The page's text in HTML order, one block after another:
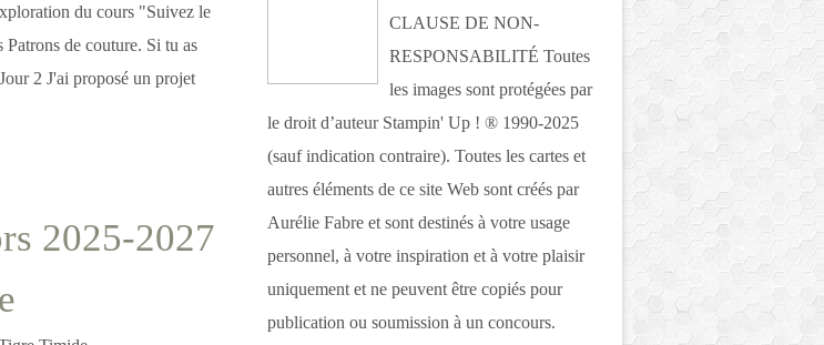
du cours "Suivez le
de couture. Si tu as
2 J'ai proposé un projet
2025-2027
CLAUSE DE NON-
RESPONSABILITÉ Toutes
les images sont protégées par
le droit d’auteur Stampin' Up ! ® 1990-2025
(sauf indication contraire). Toutes les cartes et
autres éléments de ce site Web sont créés par
Aurélie Fabre et sont destinés à votre usage
personnel, à votre inspiration et à votre plaisir
uniquement et ne peuvent être copiés pour
publication ou soumission à un concours.